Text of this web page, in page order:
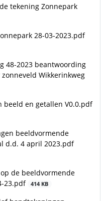
tekening Zonnepark
28-03-2023.pdf
48-2023 beantwoording
Wikkerinkweg
beeld en getallen V0.0.pdf
beeldvormende
d.d. 4 april 2023.pdf
de beeldvormende
23.pdf
414 KB